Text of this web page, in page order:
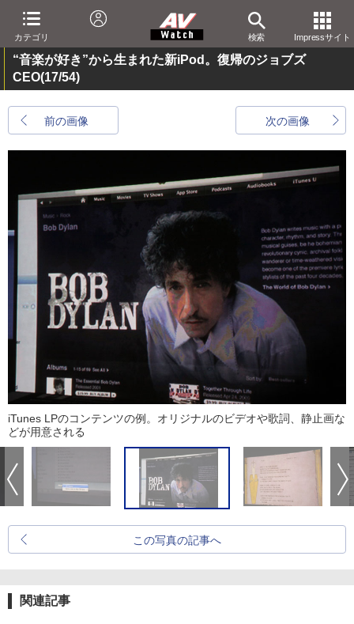
カテゴリ 検索 Impressサイト
“音楽が好き”から生まれた新iPod。復帰のジョブズ
CEO(17/54)
前の画像 次の画像
iTunes LPのコンテンツの例。オリジナルのビデオや歌詞、静止画な
どが用意される
この写真の記事へ
関連記事